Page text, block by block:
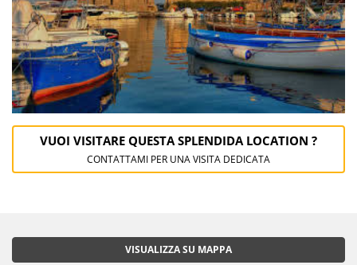
VUOI VISITARE QUESTA SPLENDIDA LOCATION ?
CONTATTAMI PER UNA VISITA DEDICATA
VISUALIZZA SU MAPPA